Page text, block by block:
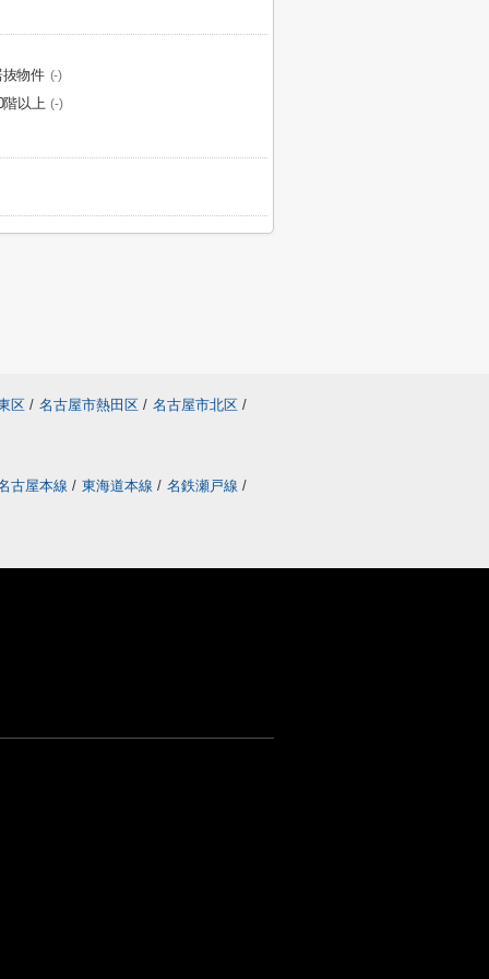
抜物件 (-)
階以上 (-)
区 / 名古屋市熱田区 / 名古屋市北区 /
古屋本線 / 東海道本線 / 名鉄瀬戸線 /